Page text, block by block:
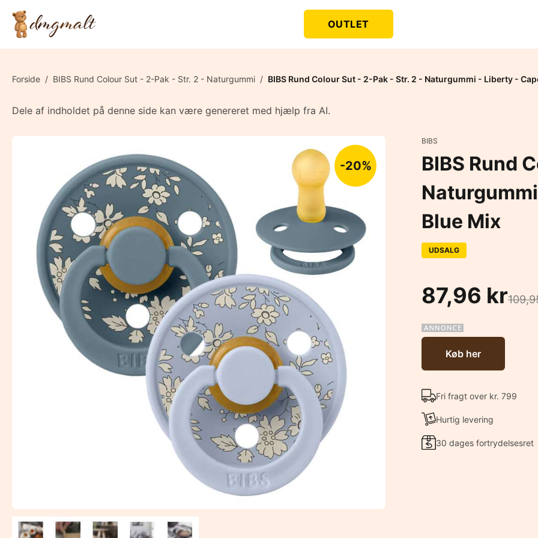
OUTLET
Forside / BIBS Rund Colour Sut - 2-Pak - Str. 2 - Naturgummi / BIBS Rund Colour Sut - 2-Pak - Str. 2 - Naturgummi - Liberty -
Dele af indholdet på denne side kan være genereret med hjælp fra AI.
-20%
BIBS
BIBS Rund
Blue Mix
UDSALG
87,96 kr
Køb her
Fri fragt over kr. 799
Hurtig levering
30 dages fortrydelsesret